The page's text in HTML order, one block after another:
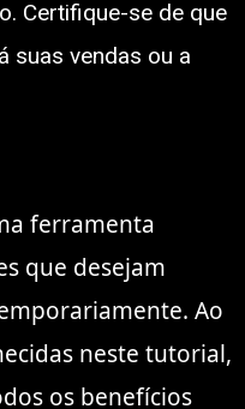
Certifique-se de que
suas vendas ou a
ferramenta
que desejam
Ao
neste tutorial,
os benefícios